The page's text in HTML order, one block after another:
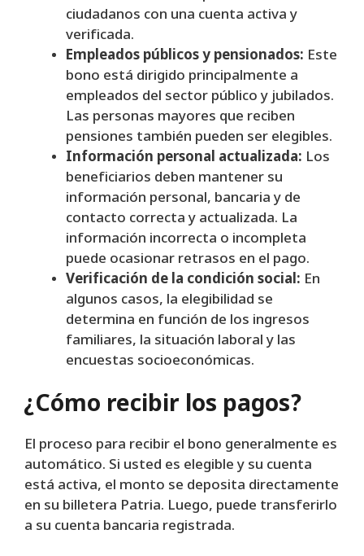
ciudadanos con una cuenta activa y
verificada.
Empleados públicos y pensionados: Este
bono está dirigido principalmente a
empleados del sector público y jubilados.
Las personas mayores que reciben
pensiones también pueden ser elegibles.
Información personal actualizada: Los
beneficiarios deben mantener su
información personal, bancaria y de
contacto correcta y actualizada. La
información incorrecta o incompleta
puede ocasionar retrasos en el pago.
Verificación de la condición social: En
algunos casos, la elegibilidad se
determina en función de los ingresos
familiares, la situación laboral y las
encuestas socioeconómicas.
¿Cómo recibir los pagos?
El proceso para recibir el bono generalmente es
automático. Si usted es elegible y su cuenta
está activa, el monto se deposita directamente
en su billetera Patria. Luego, puede transferirlo
a su cuenta bancaria registrada.